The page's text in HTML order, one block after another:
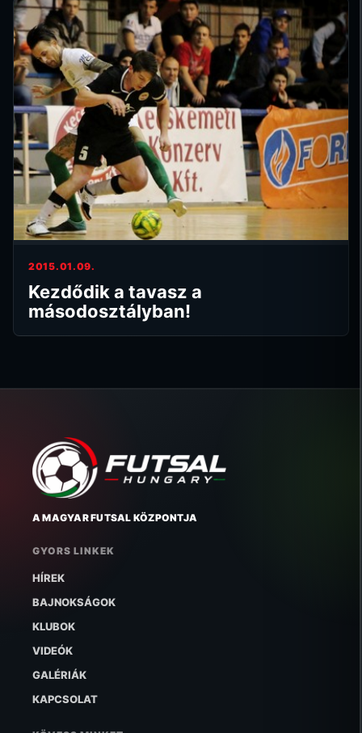
2015.01.09.
Kezdődik a tavasz a
másodosztályban!
A MAGYAR FUTSAL KÖZPONTJA
GYORS LINKEK
HÍREK
BAJNOKSÁGOK
KLUBOK
VIDEÓK
GALÉRIÁK
KAPCSOLAT